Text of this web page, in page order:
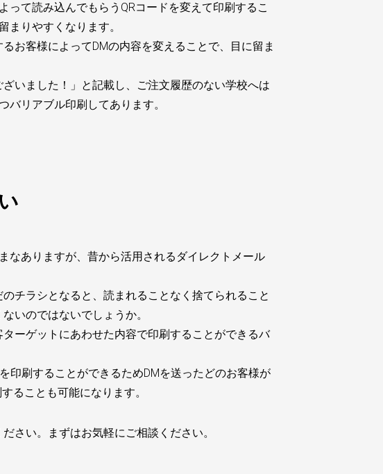
て読み込んでもらうQRコードを変えて印刷するこ
まりやすくなります。
お客様によってDMの内容を変えることで、目に留ま
いました！」と記載し、ご注文履歴のない学校へは
バリアブル印刷してあります。
なありますが、昔から活用されるダイレクトメール
チラシとなると、読まれることなく捨てられること
いのではないでしょうか。
ーゲットにあわせた内容で印刷することができるバ
印刷することができるためDMを送ったどのお客様が
ることも可能になります。
さい。まずはお気軽にご相談ください。